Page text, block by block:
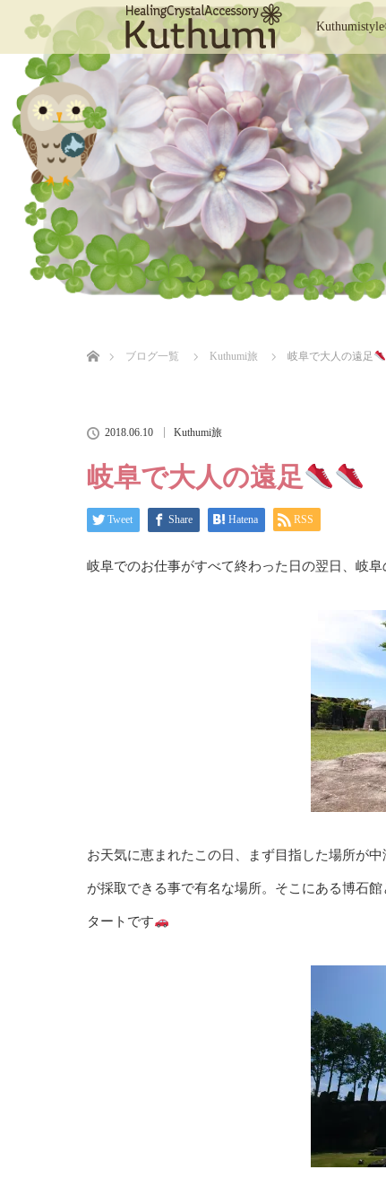
ブログ一覧
Kuthumi旅 岐阜で大人の遠足
2018.06.10 Kuthumi旅
岐阜で大人の遠足
Tweet Share Hatena RSS
岐阜でのお仕事がすべて終わった日の翌日、岐
お天気に恵まれたこの日、まず目指した場所が
が採取できる事で有名な場所。そこにある博石館
タートです